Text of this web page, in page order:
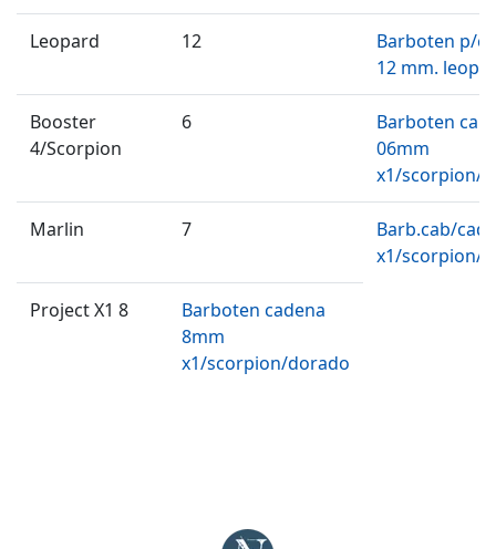
Leopard 12
Barboten p/
12 mm.
Booster
4/Scorpion
6
Barboten
06mm
x1/scorpion/
Marlin 7
Barb.cab/
x1/scorpion/
Project X1 8
Barboten cadena
8mm
x1/scorpion/dorado